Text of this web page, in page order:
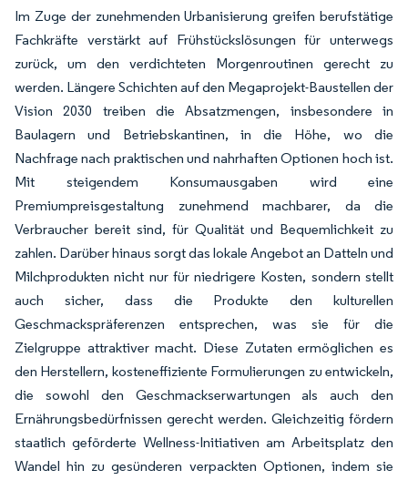
Im Zuge der zunehmenden Urbanisierung greifen berufstätige
Fachkräfte verstärkt auf Frühstückslösungen für unterwegs
zurück, um den verdichteten Morgenroutinen gerecht zu
werden. Längere Schichten auf den Megaprojekt-Baustellen der
Vision 2030 treiben die Absatzmengen, insbesondere in
Baulagern und Betriebskantinen, in die Höhe, wo die
Nachfrage nach praktischen und nahrhaften Optionen hoch ist.
Mit steigendem Konsumausgaben wird eine
Premiumpreisgestaltung zunehmend machbarer, da die
Verbraucher bereit sind, für Qualität und Bequemlichkeit zu
zahlen. Darüber hinaus sorgt das lokale Angebot an Datteln und
Milchprodukten nicht nur für niedrigere Kosten, sondern stellt
auch sicher, dass die Produkte den kulturellen
Geschmackspräferenzen entsprechen, was sie für die
Zielgruppe attraktiver macht. Diese Zutaten ermöglichen es
den Herstellern, kosteneffiziente Formulierungen zu entwickeln,
die sowohl den Geschmackserwartungen als auch den
Ernährungsbedürfnissen gerecht werden. Gleichzeitig fördern
staatlich geförderte Wellness-Initiativen am Arbeitsplatz den
Wandel hin zu gesünderen verpackten Optionen, indem sie